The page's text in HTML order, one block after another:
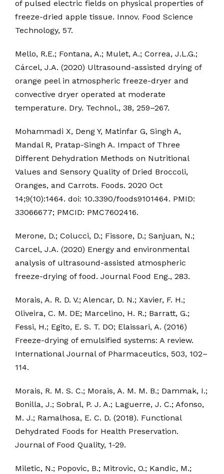
of pulsed electric fields on physical properties of
freeze-dried apple tissue. Innov. Food Science
Technology, 57.
Mello, R.E.; Fontana, A.; Mulet, A.; Correa, J.L.G.;
Cárcel, J.A. (2020) Ultrasound-assisted drying of
orange peel in atmospheric freeze-dryer and
convective dryer operated at moderate
temperature. Dry. Technol., 38, 259–267.
Mohammadi X, Deng Y, Matinfar G, Singh A,
Mandal R, Pratap-Singh A. Impact of Three
Different Dehydration Methods on Nutritional
Values and Sensory Quality of Dried Broccoli,
Oranges, and Carrots. Foods. 2020 Oct
14;9(10):1464. doi: 10.3390/foods9101464. PMID:
33066677; PMCID: PMC7602416.
Merone, D.; Colucci, D.; Fissore, D.; Sanjuan, N.;
Carcel, J.A. (2020) Energy and environmental
analysis of ultrasound-assisted atmospheric
freeze-drying of food. Journal Food Eng., 283.
Morais, A. R. D. V.; Alencar, D. N.; Xavier, F. H.;
Oliveira, C. M. DE; Marcelino, H. R.; Barratt, G.;
Fessi, H.; Egito, E. S. T. DO; Elaissari, A. (2016)
Freeze-drying of emulsified systems: A review.
International Journal of Pharmaceutics, 503, 102–
114.
Morais, R. M. S. C.; Morais, A. M. M. B.; Dammak, I.;
Bonilla, J.; Sobral, P. J. A.; Laguerre, J. C.; Afonso,
M. J.; Ramalhosa, E. C. D. (2018). Functional
Dehydrated Foods for Health Preservation.
Journal of Food Quality, 1-29.
Miletic, N.; Popovic, B.; Mitrovic, O.; Kandic, M.;